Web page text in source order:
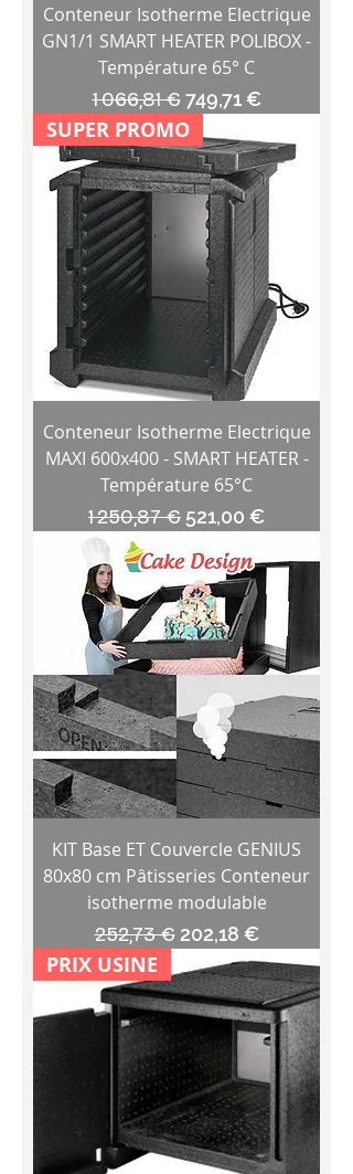
Conteneur Isotherme Electrique
GN1/1 SMART HEATER POLIBOX -
Température 65° C
Prix original
1 066,81 € Prix promotionnel
749,71 €
SUPER PROMO
Conteneur Isotherme Electrique
MAXI 600x400 - SMART HEATER -
Température 65°C
Prix original
1 250,87 € Prix promotionnel
521,00 €
KIT Base ET Couvercle GENIUS
80x80 cm Pâtisseries Conteneur
isotherme modulable
Prix original
252,73 € Prix promotionnel
202,18 €
PRIX USINE